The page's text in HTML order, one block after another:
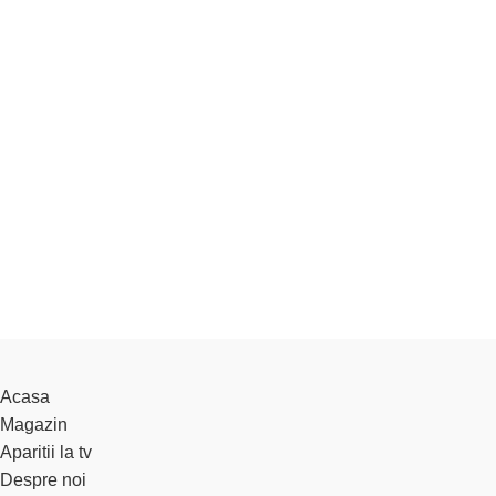
Acasa
Magazin
Aparitii la tv
Despre noi